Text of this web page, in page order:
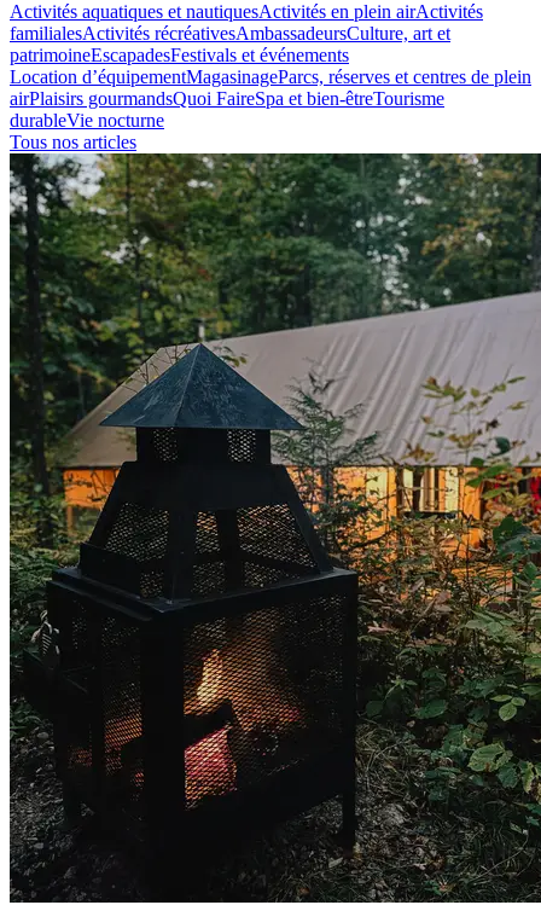
Activités aquatiques et nautiquesActivités en plein airActivités
familialesActivités récréativesAmbassadeursCulture, art et
patrimoineEscapadesFestivals et événements
Location d’équipementMagasinageParcs, réserves et centres de plein
airPlaisirs gourmandsQuoi FaireSpa et bien-êtreTourisme
durableVie nocturne
Tous nos articles